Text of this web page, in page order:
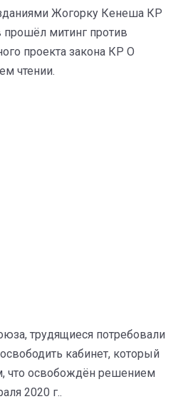
Жогорку Кенеша КР
митинг против
проекта закона КР О
чтении.
трудящиеся потребовали
кабинет, который
что освобождён решением
2020 г..